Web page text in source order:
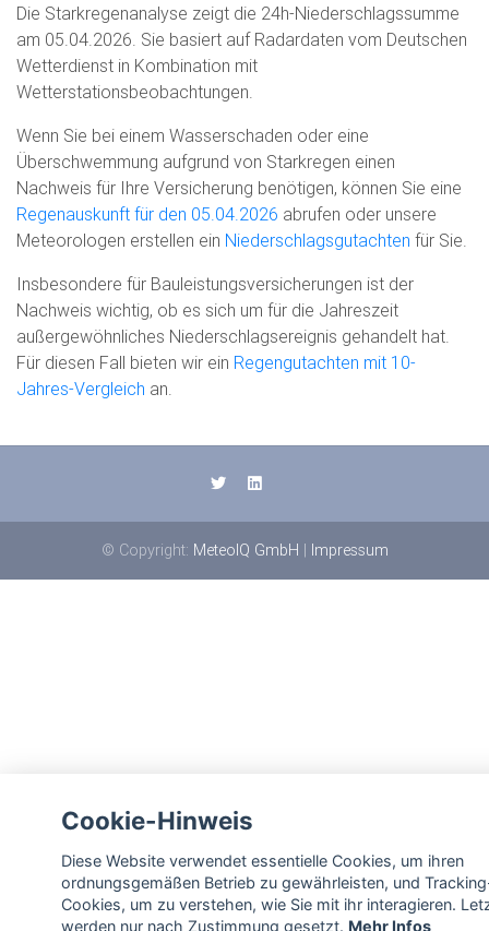
Die Starkregenanalyse zeigt die 24h-Niederschlagssumme
am 05.04.2026. Sie basiert auf Radardaten vom Deutschen
Wetterdienst in Kombination mit
Wetterstationsbeobachtungen.
Wenn Sie bei einem Wasserschaden oder eine
Überschwemmung aufgrund von Starkregen einen
Nachweis für Ihre Versicherung benötigen, können Sie eine
Regenauskunft für den 05.04.2026 abrufen oder unsere
Meteorologen erstellen ein Niederschlagsgutachten für Sie.
Insbesondere für Bauleistungsversicherungen ist der
Nachweis wichtig, ob es sich um für die Jahreszeit
außergewöhnliches Niederschlagsereignis gehandelt hat.
Für diesen Fall bieten wir ein Regengutachten mit 10-
Jahres-Vergleich an.
© Copyright: MeteoIQ GmbH | Impressum
Cookie-Hinweis
Diese Website verwendet essentielle Cookies, um ihren
ordnungsgemäßen Betrieb zu gewährleisten, und
Cookies, um zu verstehen, wie Sie mit ihr interagieren.
werden nur nach Zustimmung gesetzt. Mehr Infos